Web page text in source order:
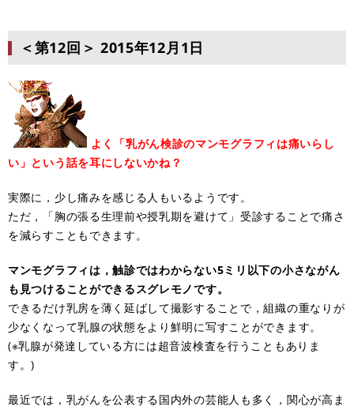
＜第12回＞ 2015年12月1日
よく「乳がん検診のマンモグラフィは痛いらし
い」という話を耳にしないかね？
実際に，少し痛みを感じる人もいるようです。
ただ，「胸の張る生理前や授乳期を避けて」受診することで痛さ
を減らすこともできます。
マンモグラフィは，触診ではわからない5ミリ以下の小さながん
も見つけることができるスグレモノです。
できるだけ乳房を薄く延ばして撮影することで，組織の重なりが
少なくなって乳腺の状態をより鮮明に写すことができます。
(※乳腺が発達している方には超音波検査を行うこともありま
す。)
最近では，乳がんを公表する国内外の芸能人も多く，関心が高ま